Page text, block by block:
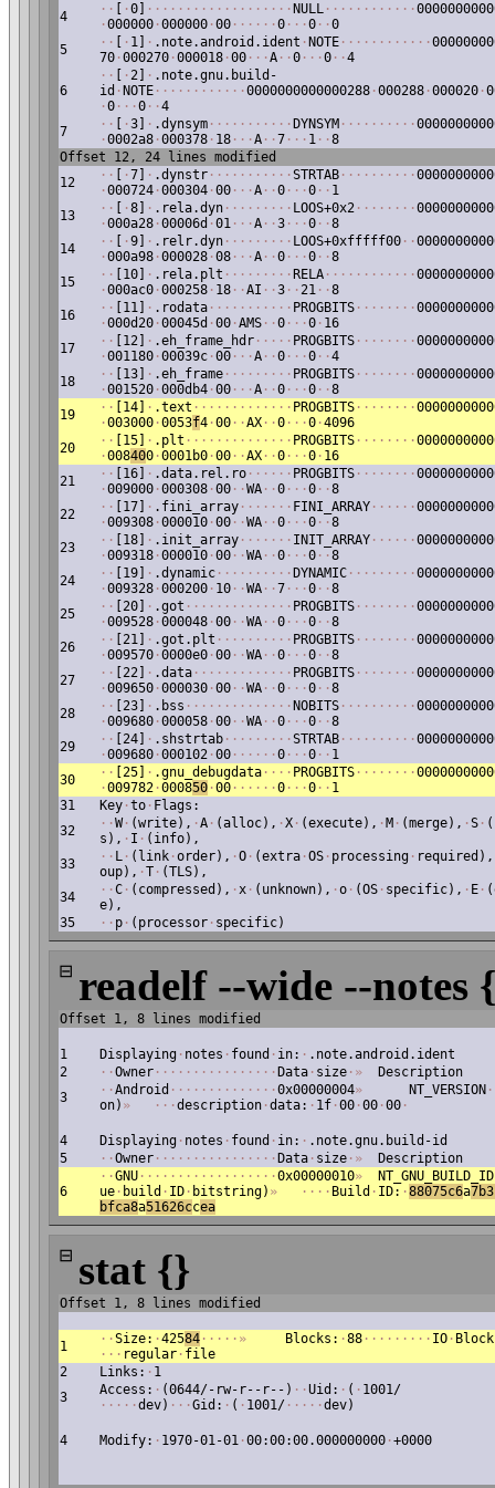
4
· · ·0] · · · · · · · · · · · · · · · · · · · NULL · · · · · · · · · · · ·
·000000 ·000000 ·00 · · · · · ·0 · · ·0 · ·0
5
· · · 1] · .note.android.ident · NOTE · · · · · · · · · · · ·
70 ·000270 ·000018 ·00 · · ·A · ·0 · · ·0 · ·4
6
· · ·2] · .note.gnu.build-
id · NOTE · · · · · · · · · · · ·0000000000000288 ·000288 ·000020 ·
·0 · · ·0 · ·4
7
· · ·3] · .dynsym · · · · · · · · · · · DYNSYM · · · · · · · · · ·
·0002a8 ·000378 · 18 · · ·A · ·7 · · · 1 · ·8
Offset 12, 24 lines modified
12
· · ·7] · .dynstr · · · · · · · · · · ·STRTAB · · · · · · · · · ·
·000724 ·000304 ·00 · · ·A · ·0 · · ·0 · · 1
13
· · ·8] · .rela.dyn · · · · · · · · · LOOS+0x2 · · · · · · · ·
·000a28 ·00006d ·01 · · ·A · ·3 · · ·0 · ·8
14
· · ·9] · .relr.dyn · · · · · · · · · LOOS+0xfffff00 · ·
·000a98 ·000028 ·08 · · ·A · ·0 · · ·0 · ·8
15
· · [10] · .rela.plt · · · · · · · · · RELA · · · · · · · · · · · ·
·000ac0 ·000258 · 18 · ·AI · ·3 · ·21 · ·8
16
· · [11] · .rodata · · · · · · · · · · · PROGBITS · · · · · · · ·
·000d20 ·00045d ·00 ·AMS · ·0 · · ·0 · 16
17
· · [12] · .eh_frame_hdr · · · · · PROGBITS · · · · · · · ·
·001180 ·00039c ·00 · · ·A · ·0 · · ·0 · ·4
18
· · [13] · .eh_frame · · · · · · · · · PROGBITS · · · · · · · ·
·001520 ·000db4 ·00 · · ·A · ·0 · · ·0 · ·8
19
· · [14] · .text · · · · · · · · · · · · · PROGBITS · · · · · · · ·
·003000 ·0053f4 ·00 · ·AX · ·0 · · ·0 ·4096
20
· · [15] · .plt · · · · · · · · · · · · · · PROGBITS · · · · · · · ·
·008400 ·0001b0 ·00 · ·AX · ·0 · · ·0 · 16
21
· · [16] · .data.rel.ro · · · · · · PROGBITS · · · · · · · ·
·009000 ·000308 ·00 · ·WA · ·0 · · ·0 · ·8
22
· · [17] · .fini_array · · · · · · · FINI_ARRAY · · · · · ·
·009308 ·000010 ·00 · ·WA · ·0 · · ·0 · ·8
23
· · [18] · .init_array · · · · · · · INIT_ARRAY · · · · · ·
·009318 ·000010 ·00 · ·WA · ·0 · · ·0 · ·8
24
· · [19] · .dynamic · · · · · · · · · · DYNAMIC · · · · · · · · ·
·009328 ·000200 · 10 · ·WA · ·7 · · ·0 · ·8
25
· · [20] · .got · · · · · · · · · · · · · · PROGBITS · · · · · · · ·
·009528 ·000048 ·00 · ·WA · ·0 · · ·0 · ·8
26
· · [21] · .got.plt · · · · · · · · · · PROGBITS · · · · · · · ·
·009570 ·0000e0 ·00 · ·WA · ·0 · · ·0 · ·8
27
· · [22] · .data · · · · · · · · · · · · · PROGBITS · · · · · · · ·
·009650 ·000030 ·00 · ·WA · ·0 · · ·0 · ·8
28
· · [23] · .bss · · · · · · · · · · · · · · NOBITS · · · · · · · · · ·
·009680 ·000058 ·00 · ·WA · ·0 · · ·0 · ·8
29
· · [24] · .shstrtab · · · · · · · · ·STRTAB · · · · · · · · · ·
·009680 ·000102 ·00 · · · · · ·0 · · ·0 · · 1
30
· · [25] · .gnu_debugdata · · · · PROGBITS · · · · · · · ·
·009782 ·000850 ·00 · · · · · ·0 · · ·0 · · 1
31
Key ·to · Flags:
32
· ·W· (write), ·A · (alloc), ·X · (execute), · M · (merge), ·S ·
s), · I · (info),
33
· · L · (link ·order), ·O · (extra ·OS · processing · required),
oup), ·T · (TLS),
34
· ·C · (compressed), ·x · (unknown), ·o · (OS · specific), · E ·
e),
35
· · p · (processor · specific)
⊟ readelf --wide --notes
Offset 1, 8 lines modified
1 Displaying · notes · found · in: · .note.android.ident
2
· ·Owner · · · · · · · · · · · · · · · · Data · size · » Description
3
· ·Android · · · · · · · · · · · · · ·0x00000004» NT_VERSION ·
on) » · · ·description ·data: · 1f ·00 ·00 ·00 ·
4 Displaying · notes · found · in: · .note.gnu.build-id
5
· ·Owner · · · · · · · · · · · · · · · · Data · size · » Description
6
· ·GNU · · · · · · · · · · · · · · · · · ·0x00000010» NT_GNU_BUILD_ID
ue · build · ID · bitstring) » · · · · Build · ID: ·88075c6a
bfca8a51626ccea
⊟ stat {}
Offset 1, 8 lines modified
1 · ·Size: ·42584 · · · · · » Blocks: ·88 · · · · · · · · · IO ·
· · · regular · file
2
Links: · 1
3
Access: · (0644/-rw-r--r--) · ·Uid: · ( · 1001/
· · · · ·dev) · · ·Gid: · ( · 1001/ · · · · ·dev)
4 Modify: · 1970-01-01 ·00:00:00.000000000 ·+0000